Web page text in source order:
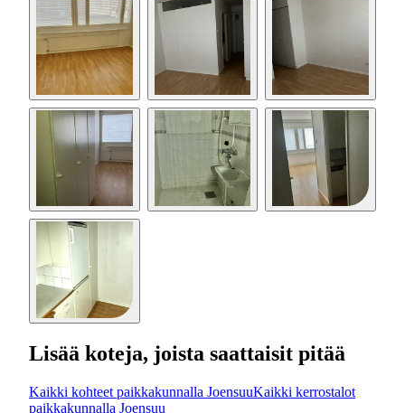
Lisää koteja, joista saattaisit pitää
Kaikki kohteet paikkakunnalla JoensuuKaikki kerrostalot
paikkakunnalla Joensuu